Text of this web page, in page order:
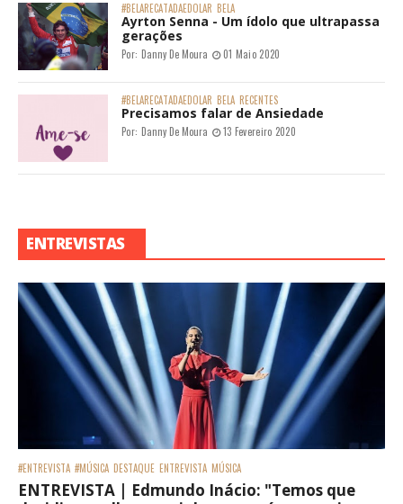
#BELARECATADAEDOLAR BELA
Ayrton Senna - Um ídolo que ultrapassa
gerações
Por: Danny De Moura 01 Maio 2020
#BELARECATADAEDOLAR BELA RECENTES
Precisamos falar de Ansiedade
Por: Danny De Moura 13 Fevereiro 2020
ENTREVISTAS
#ENTREVISTA #MÚSICA DESTAQUE ENTREVISTA MÚSICA
ENTREVISTA | Edmundo Inácio: "Temos que